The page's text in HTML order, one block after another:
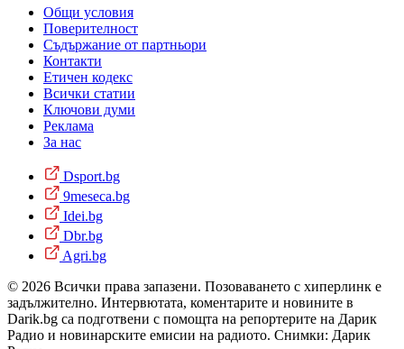
Общи условия
Поверителност
Съдържание от партньори
Контакти
Етичен кодекс
Всички статии
Ключови думи
Реклама
За нас
Dsport.bg
9meseca.bg
Idei.bg
Dbr.bg
Agri.bg
© 2026 Всички права запазени. Позоваването с хиперлинк е
задължително. Интервютата, коментарите и новините в
Darik.bg са подготвени с помощта на репортерите на Дарик
Радио и новинарските емисии на радиото. Снимки: Дарик